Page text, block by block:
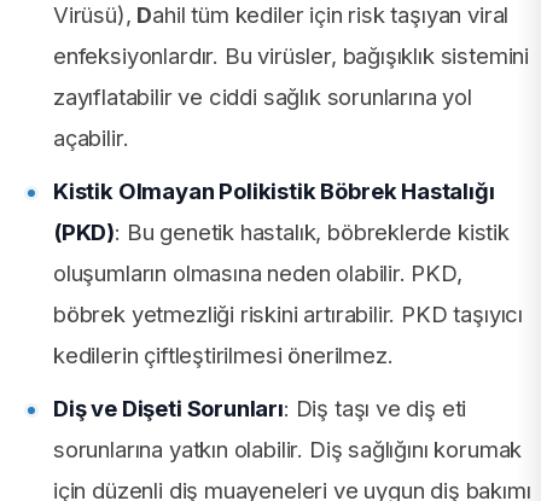
Virüsü), Dahil tüm kediler için risk taşıyan viral
enfeksiyonlardır. Bu virüsler, bağışıklık sistemini
zayıflatabilir ve ciddi sağlık sorunlarına yol
açabilir.
Kistik Olmayan Polikistik Böbrek Hastalığı
(PKD): Bu genetik hastalık, böbreklerde kistik
oluşumların olmasına neden olabilir. PKD,
böbrek yetmezliği riskini artırabilir. PKD taşıyıcı
kedilerin çiftleştirilmesi önerilmez.
Diş ve Dişeti Sorunları: Diş taşı ve diş eti
sorunlarına yatkın olabilir. Diş sağlığını korumak
için düzenli diş muayeneleri ve uygun diş bakımı